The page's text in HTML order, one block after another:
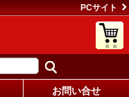
PCサイト
お問い合せ